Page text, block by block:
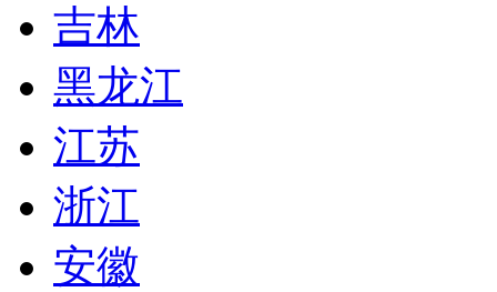
吉林
黑龙江
江苏
浙江
安徽